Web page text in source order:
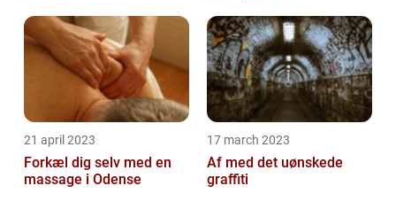
21 april 2023
Forkæl dig selv med en
massage i Odense
17 march 2023
Af med det uønskede
graffiti